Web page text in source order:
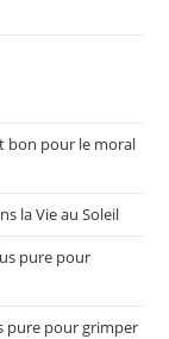
bon pour le moral
la Vie au Soleil
pure pour
pure pour grimper